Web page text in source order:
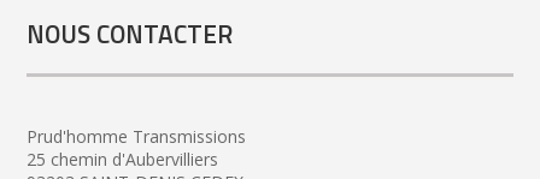
NOUS CONTACTER
Prud'homme Transmissions
25 chemin d'Aubervilliers